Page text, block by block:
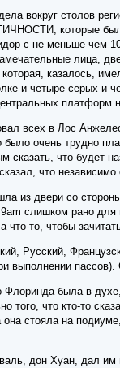
вокруг столов
которые
с не меньше чем
лица,
казалось,
и четыре серых и
всех в Лос
очень трудно
сказать, что будет
что
из двери со
слишком рано
что-то, чтобы
Русский,
выполнении пассов).
была в
того, что кто-то
она стояла на
дон Хуан, дал им